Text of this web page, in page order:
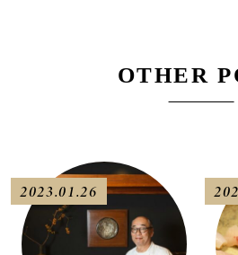
OTHER
2023.01.26